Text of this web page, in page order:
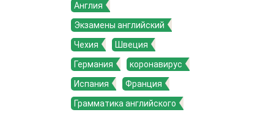
Англия
Экзамены английский
Чехия
Швеция
Германия
коронавирус
Испания
Франция
Грамматика английского